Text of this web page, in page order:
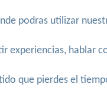
podras utilizar
experiencias, hablar
que pierdes el